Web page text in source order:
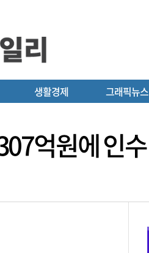
생활경제 그래픽뉴스
억원에 인수